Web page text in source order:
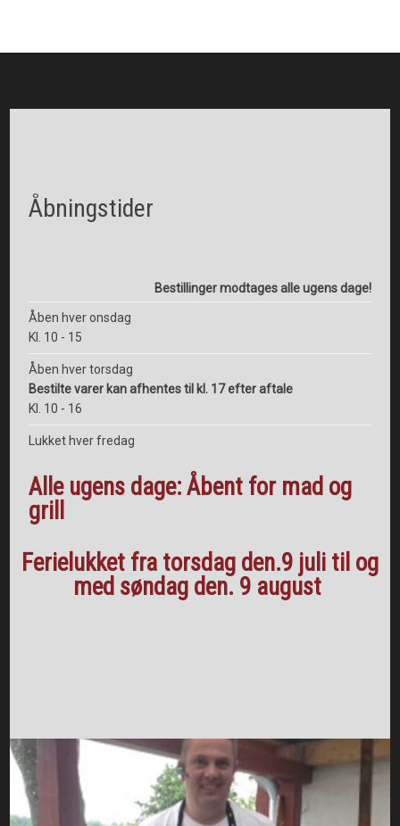
Åbningstider
Bestillinger modtages alle ugens dage!​
Åben hver onsdag
Kl. 10 - 15
Åben hver torsdag
Bestilte varer kan afhentes til kl. 17 efter aftale
Kl. 10 - 16
Lukket hver fredag​
Alle ugens dage: Åbent for mad og
grill
Ferielukket fra torsdag den.9 juli til og
med søndag den. 9 august ​